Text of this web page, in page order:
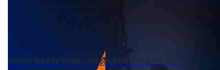
মহাকাশ গবেষণায় টক্কর, ফের চাঁদের দেশে পা রাখবে ভারত